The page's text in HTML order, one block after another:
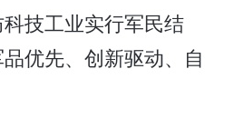
技工业实行军民结
优先、创新驱动、自